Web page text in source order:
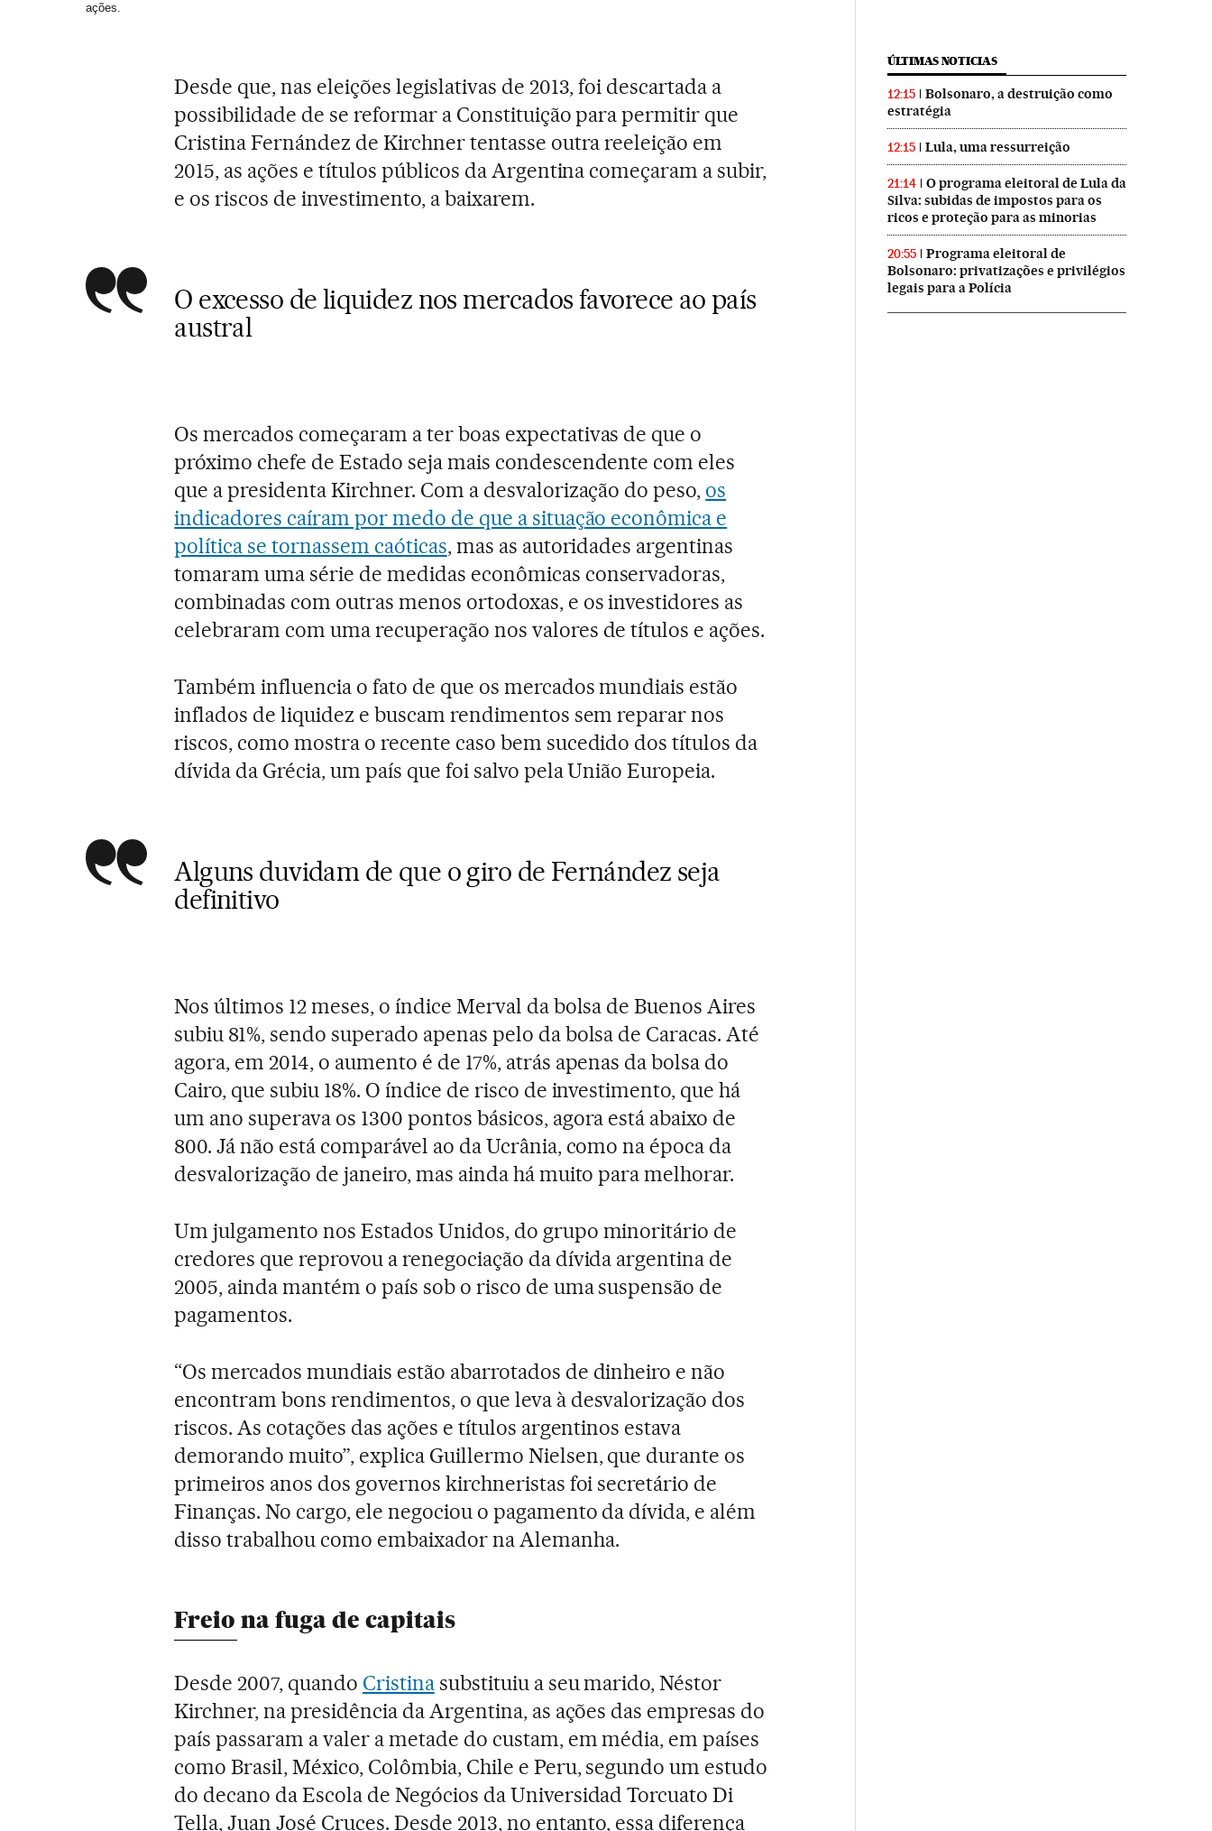
ações.
Desde que, nas eleições legislativas de 2013, foi descartada a
possibilidade de se reformar a Constituição para permitir que
Cristina Fernández de Kirchner tentasse outra reeleição em
2015, as ações e títulos públicos da Argentina começaram a subir,
e os riscos de investimento, a baixarem.
O excesso de liquidez nos mercados favorece ao país
austral
Os mercados começaram a ter boas expectativas de que o
próximo chefe de Estado seja mais condescendente com eles
que a presidenta Kirchner. Com a desvalorização do peso, os
indicadores caíram por medo de que a situação econômica e
política se tornassem caóticas, mas as autoridades argentinas
tomaram uma série de medidas econômicas conservadoras,
combinadas com outras menos ortodoxas, e os investidores as
celebraram com uma recuperação nos valores de títulos e ações.
Também influencia o fato de que os mercados mundiais estão
inflados de liquidez e buscam rendimentos sem reparar nos
riscos, como mostra o recente caso bem sucedido dos títulos da
dívida da Grécia, um país que foi salvo pela União Europeia.
Alguns duvidam de que o giro de Fernández seja
definitivo
Nos últimos 12 meses, o índice Merval da bolsa de Buenos Aires
subiu 81%, sendo superado apenas pelo da bolsa de Caracas. Até
agora, em 2014, o aumento é de 17%, atrás apenas da bolsa do
Cairo, que subiu 18%. O índice de risco de investimento, que há
um ano superava os 1300 pontos básicos, agora está abaixo de
800. Já não está comparável ao da Ucrânia, como na época da
desvalorização de janeiro, mas ainda há muito para melhorar.
Um julgamento nos Estados Unidos, do grupo minoritário de
credores que reprovou a renegociação da dívida argentina de
2005, ainda mantém o país sob o risco de uma suspensão de
pagamentos.
“Os mercados mundiais estão abarrotados de dinheiro e não
encontram bons rendimentos, o que leva à desvalorização dos
riscos. As cotações das ações e títulos argentinos estava
demorando muito”, explica Guillermo Nielsen, que durante os
primeiros anos dos governos kirchneristas foi secretário de
Finanças. No cargo, ele negociou o pagamento da dívida, e além
disso trabalhou como embaixador na Alemanha.
Freio na fuga de capitais
Desde 2007, quando Cristinasubstituiu a seu marido, Néstor
Kirchner, na presidência da Argentina, as ações das empresas do
país passaram a valer a metade do custam, em média, em países
como Brasil, México, Colômbia, Chile e Peru, segundo um estudo
do decano da Escola de Negócios da Universidad Torcuato Di
Tella, Juan José Cruces. Desde 2013, no entanto, essa diferença
ÚLTIMAS NOTICIAS
12:15
Bolsonaro, a destruição como
estratégia
12:15 Lula, uma ressurreição
21:14
O programa eleitoral de Lula da
Silva: subidas de impostos para os
ricos e proteção para as minorias
20:55
Programa eleitoral de
Bolsonaro: privatizações e privilégios
legais para a Polícia